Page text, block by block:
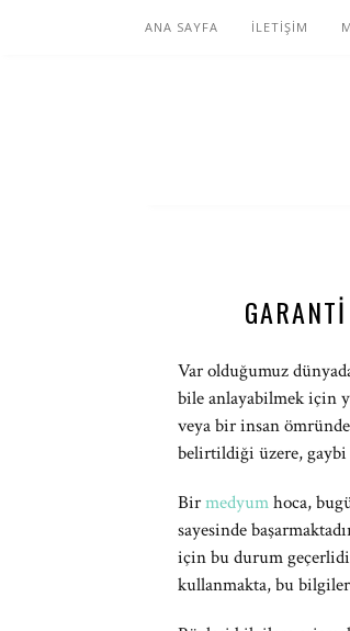
ANA SAYFA İLETİŞİM
Var olduğumuz
bile anlayabilmek için
veya bir insan
belirtildiği üzere, gaybi
Birmedyumhoca,
sayesinde
için bu durum
kullanmakta, bu bilgiler